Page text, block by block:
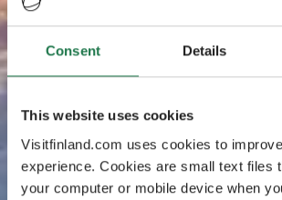
Consent Details
This website uses cookies
Visitfinland.com uses cookies to
experience. Cookies are small text files
your computer or mobile device when